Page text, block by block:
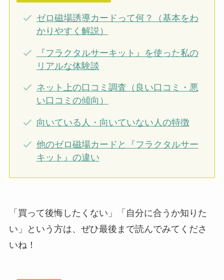
ゼロ磁場誘導カードって何？（基本をわ
かりやすく解説）
『フラクタルサーキット』を使った私の
リアルな体験談
ネット上の口コミ調査（良い口コミ・悪
い口コミの傾向）
向いている人・向いていない人の特徴
他のゼロ磁場カードと『フラクタルサー
キット』の違い
「買って後悔したくない」「自分に合うか知りた
い」という方は、ぜひ最後まで読んでみてくださ
いね！